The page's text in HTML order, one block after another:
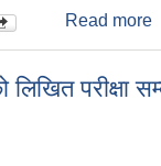
Read more
परीक्षा